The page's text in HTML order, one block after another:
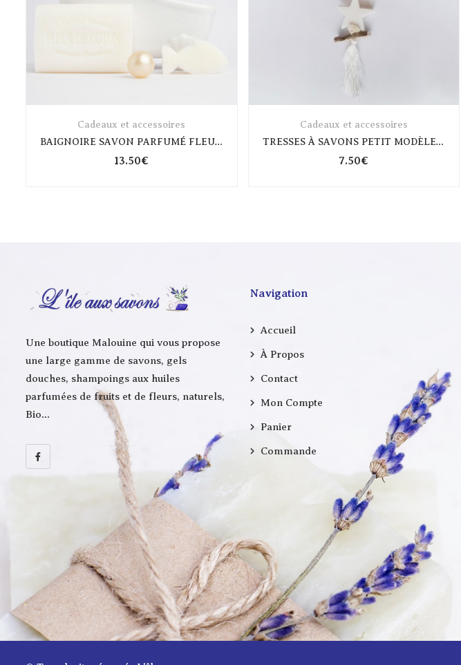
Cadeaux et accessoires
BAIGNOIRE SAVON PARFUMÉ FLEUR DE COTON
13.50€
Cadeaux et accessoires
TRESSES À SAVONS PETIT MODÈLE ÉTOILE BLANCHE
7.50€
Une boutique Malouine qui vous propose
une large gamme de savons, gels
douches, shampoings aux huiles
parfumées de fruits et de fleurs, naturels,
Bio…
Navigation
Accueil
À Propos
Contact
Mon Compte
Panier
Commande